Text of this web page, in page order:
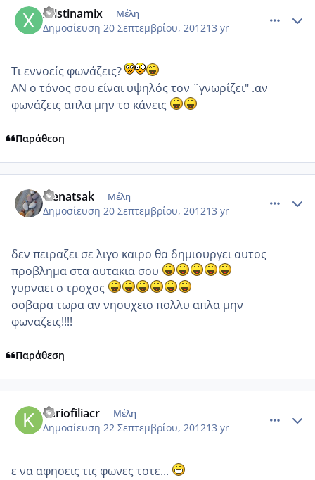
xristinamix Μέλη
Δημοσίευση 20 Σεπτεμβρίου, 201213 yr
Τι εννοείς φωνάζεις?
ΑΝ ο τόνος σου είναι υψηλός τον ¨γνωρίζει" .αν
φωνάζεις απλα μην το κάνεις
Παράθεση
elenatsak Μέλη
Δημοσίευση 20 Σεπτεμβρίου, 201213 yr
δεν πειραζει σε λιγο καιρο θα δημιουργει αυτος
προβλημα στα αυτακια σου
γυρναει ο τροχος
σοβαρα τωρα αν νησυχεισ πολλυ απλα μην
φωναζεις!!!!
Παράθεση
kariofiliacr Μέλη
Δημοσίευση 22 Σεπτεμβρίου, 201213 yr
ε να αφησεις τις φωνες τοτε...